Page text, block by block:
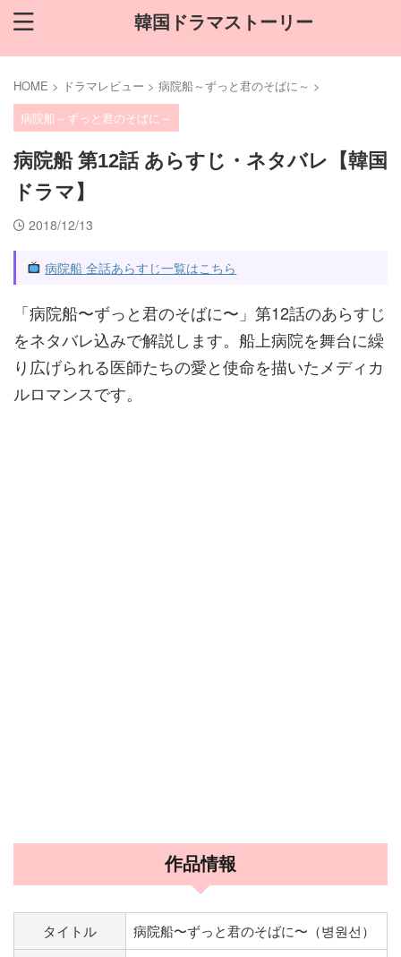
韓国ドラマストーリー
HOME > ドラマレビュー > 病院船～ずっと君のそばに～ >
病院船～ずっと君のそばに～
病院船 第12話 あらすじ・ネタバレ【韓国
ドラマ】
2018/12/13
病院船 全話あらすじ一覧はこちら
「病院船〜ずっと君のそばに〜」第12話のあらすじ
をネタバレ込みで解説します。船上病院を舞台に繰
り広げられる医師たちの愛と使命を描いたメディカ
ルロマンスです。
作品情報
タイトル
病院船〜ずっと君のそばに〜（병원선）